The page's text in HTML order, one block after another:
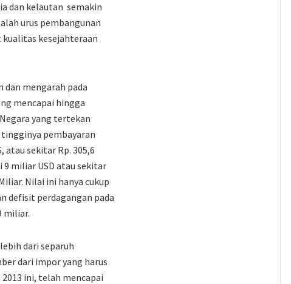
dan kelautan semakin
urus pembangunan
kualitas kesejahteraan
mengarah pada
mencapai hingga
yang tertekan
pembayaran
sekitar Rp. 305,6
miliar USD atau sekitar
Nilai ini hanya cukup
defisit perdagangan pada
miliar.
dari separuh
dari impor yang harus
ini, telah mencapai